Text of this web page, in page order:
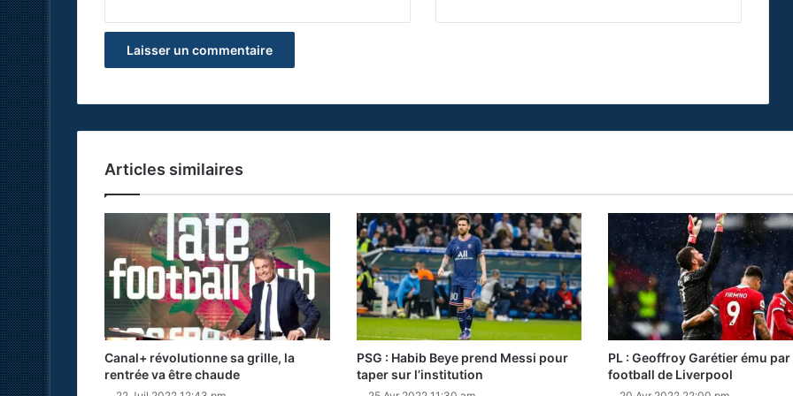
Articles similaires
Canal+ révolutionne sa grille, la
rentrée va être chaude
PSG : Habib Beye prend Messi pour
taper sur l’institution
PL : Geoffroy Garétier ému par
football de Liverpool